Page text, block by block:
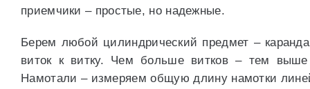
приемчики – простые, но надежные.
Берем любой цилиндрический предмет –
виток к витку. Чем больше витков – тем выше
Намотали – измеряем общую длину намотки